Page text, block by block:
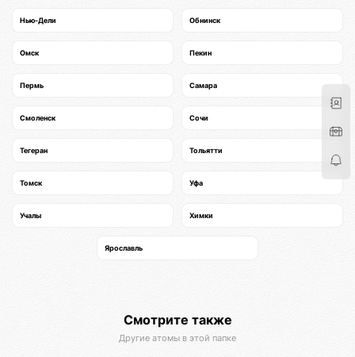
Нью-Дели Обнинск
Омск Пекин
Пермь Самара
Смоленск Сочи
Тегеран Тольятти
Томск Уфа
Учалы Химки
Ярославль
Смотрите также
Другие атомы в этой папке